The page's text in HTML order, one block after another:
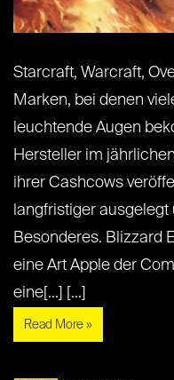
Starcraft, Warcraft,
Marken, bei denen
leuchtende Augen
Hersteller im
ihrer Cashcows
langfristiger
Besonderes. Blizzard
eine Art Apple der
eine[...] [...]
Read More »